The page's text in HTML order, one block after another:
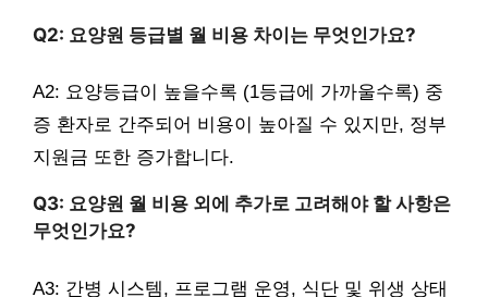
Q2: 요양원 등급별 월 비용 차이는 무엇인가요?
A2: 요양등급이 높을수록 (1등급에 가까울수록) 중
증 환자로 간주되어 비용이 높아질 수 있지만, 정부
지원금 또한 증가합니다.
Q3: 요양원 월 비용 외에 추가로 고려해야 할 사항은
무엇인가요?
A3: 간병 시스템, 프로그램 운영, 식단 및 위생 상태